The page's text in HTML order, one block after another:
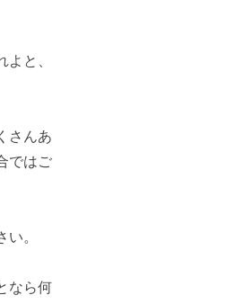
と、
さんあ
ではご
。
なら何